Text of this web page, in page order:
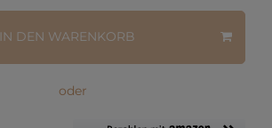
IN DEN WARENKORB
oder